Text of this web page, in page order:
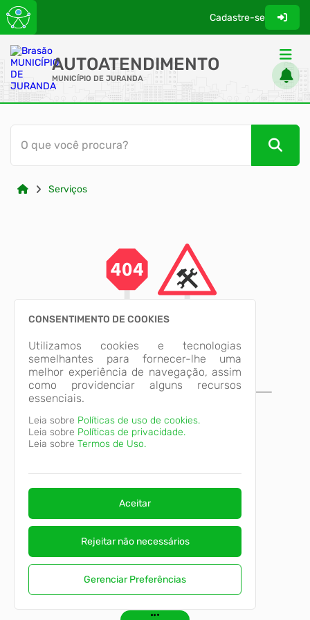
Cadastre-se
AUTOATENDIMENTO
MUNICÍPIO DE JURANDA
ACESSO RÁPIDO
Acessibilidade
Orgão Oficial Eletrônico
O que você procura?
Serviços
CONSENTIMENTO DE COOKIES
Utilizamos cookies e tecnologias
semelhantes para fornecer-lhe uma
melhor experiência de navegação, assim
como providenciar alguns recursos
essenciais.
Leia sobre Políticas de uso de cookies.
Leia sobre Políticas de privacidade.
Leia sobre Termos de Uso.
Aceitar
Rejeitar não necessários
Gerenciar Preferências
A página não foi
encontrada!
Desculpe, a página que você procura não
Voltar para o início